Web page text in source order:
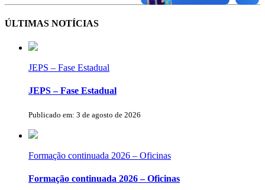
ÚLTIMAS NOTÍCIAS
JEPS – Fase Estadual
JEPS – Fase Estadual
Publicado em: 3 de agosto de 2026
Formação continuada 2026 – Oficinas
Formação continuada 2026 – Oficinas